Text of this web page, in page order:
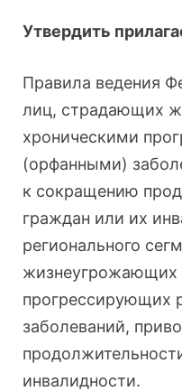
Утвердить
Правила ведения
лиц, страдающих
хроническими
(орфанными)
к сокращению
граждан или их
регионального
жизнеугрожающих
прогрессирующих
заболеваний,
инвалидности.